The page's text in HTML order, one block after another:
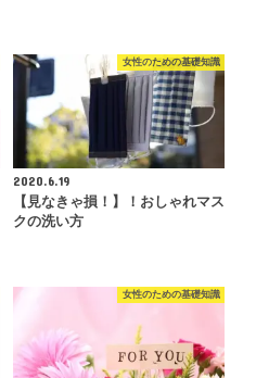
女性のための基礎知識
2020.6.19
【見なきゃ損！】！おしゃれマス
クの洗い方
女性のための基礎知識